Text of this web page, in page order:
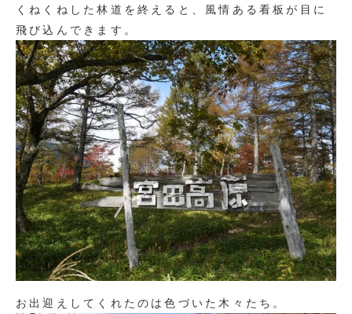
くねくねした林道を終えると、風情ある看板が目に
飛び込んできます。
お出迎えしてくれたのは色づいた木々たち。